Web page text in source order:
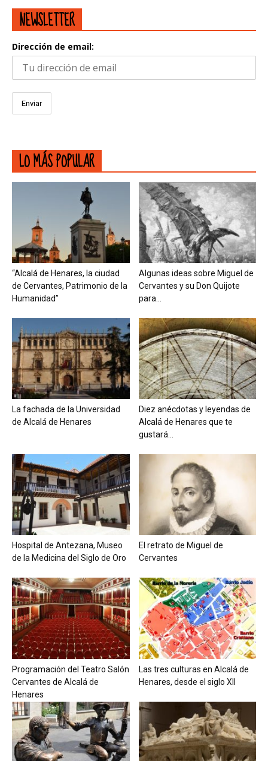
NEWSLETTER
Dirección de email:
LO MÁS POPULAR
“Alcalá de Henares, la ciudad
de Cervantes, Patrimonio de la
Humanidad”
Algunas ideas sobre Miguel de
Cervantes y su Don Quijote
para...
La fachada de la Universidad
de Alcalá de Henares
Diez anécdotas y leyendas de
Alcalá de Henares que te
gustará...
Hospital de Antezana, Museo
de la Medicina del Siglo de Oro
El retrato de Miguel de
Cervantes
Programación del Teatro Salón
Cervantes de Alcalá de
Henares
Las tres culturas en Alcalá de
Henares, desde el siglo XII